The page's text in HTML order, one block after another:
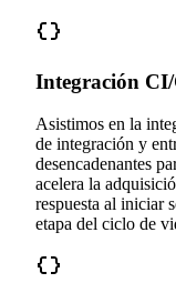
Integración
Asistimos en la
de integración y
desencadenantes
acelera la
respuesta al iniciar
etapa del ciclo de